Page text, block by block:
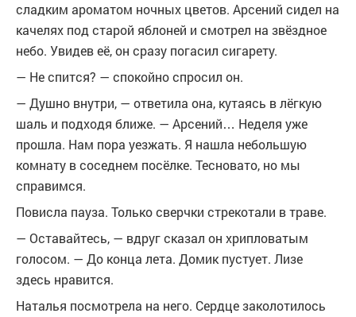
сладким ароматом ночных цветов. Арсений сидел на
качелях под старой яблоней и смотрел на звёздное
небо. Увидев её, он сразу погасил сигарету.
— Не спится? — спокойно спросил он.
— Душно внутри, — ответила она, кутаясь в лёгкую
шаль и подходя ближе. — Арсений… Неделя уже
прошла. Нам пора уезжать. Я нашла небольшую
комнату в соседнем посёлке. Тесновато, но мы
справимся.
Повисла пауза. Только сверчки стрекотали в траве.
— Оставайтесь, — вдруг сказал он хрипловатым
голосом. — До конца лета. Домик пустует. Лизе
здесь нравится.
Наталья посмотрела на него. Сердце заколотилось